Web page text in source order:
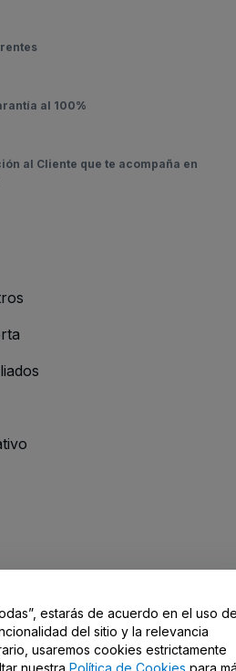
al 100%
al Cliente que te acompaña en
/ Contacto
estarás de acuerdo en el uso
del sitio y la relevancia
usaremos cookies estrictamente
nuestra Política de Cookies para